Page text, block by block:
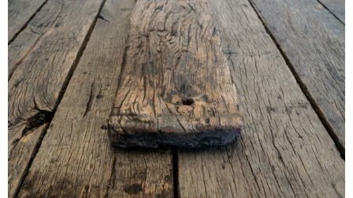
Geborstelde wagonplanken: ruige oud eiken
planken met een rustiek karakter.
MEER INFO